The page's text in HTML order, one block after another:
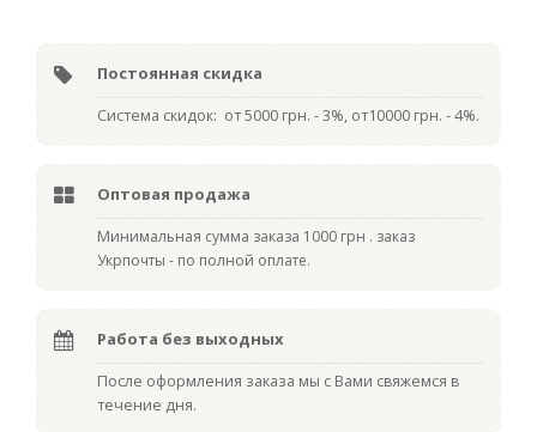
Постоянная скидка
Система скидок: от 5000 грн. - 3%, от10000 грн. - 4%.
Оптовая продажа
Минимальная сумма заказа 1000 грн . заказ
Укрпочты - по полной оплате.
Работа без выходных
После оформления заказа мы с Вами свяжемся в
течение дня.